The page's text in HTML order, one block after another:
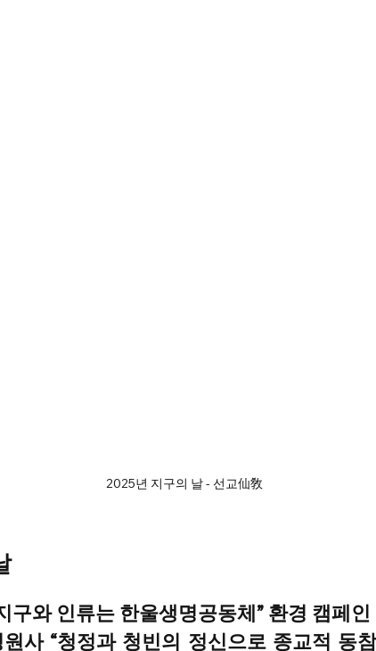
2025년 지구의 날 - 선교仙敎
구와 인류는 한울생명공동체” 환경 캠페인
사 “청정과 청빈의 정신으로 종교적 동